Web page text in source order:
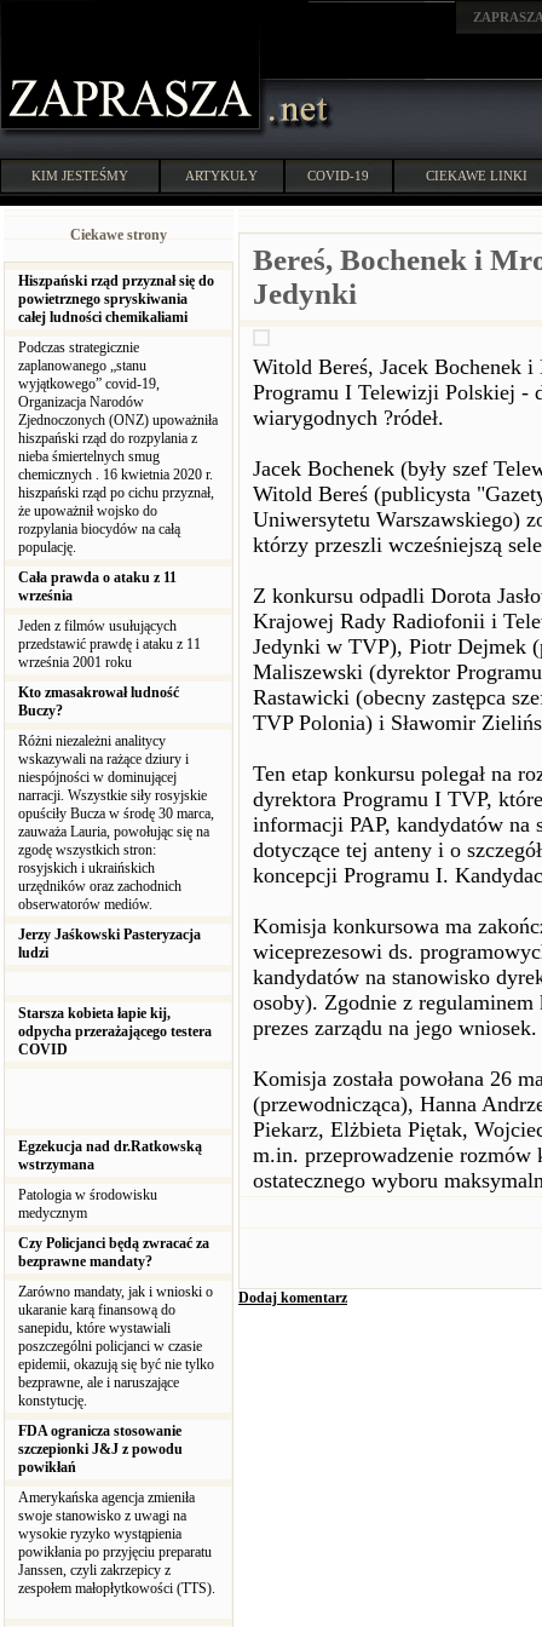
KIM JESTEŚMY ARTYKUŁY COVID-19 CIEKAWE LINKI
Ciekawe strony
Hiszpański rząd przyznał się do
powietrznego spryskiwania
całej ludności chemikaliami
Podczas strategicznie
zaplanowanego „stanu
wyjątkowego” covid-19,
Organizacja Narodów
Zjednoczonych (ONZ) upoważniła
hiszpański rząd do rozpylania z
nieba śmiertelnych smug
chemicznych . 16 kwietnia 2020 r.
hiszpański rząd po cichu przyznał,
że upoważnił wojsko do
rozpylania biocydów na całą
populację.
Cała prawda o ataku z 11
września
Jeden z filmów usułujących
przedstawić prawdę i ataku z 11
września 2001 roku
Kto zmasakrował ludność
Buczy?
Różni niezależni analitycy
wskazywali na rażące dziury i
niespójności w dominującej
narracji. Wszystkie siły rosyjskie
opuściły Bucza w środę 30 marca,
zauważa Lauria, powołując się na
zgodę wszystkich stron:
rosyjskich i ukraińskich
urzędników oraz zachodnich
obserwatorów mediów.
Jerzy Jaśkowski Pasteryzacja
ludzi
Starsza kobieta łapie kij,
odpycha przerażającego testera
COVID
Egzekucja nad dr.Ratkowską
wstrzymana
Patologia w środowisku
medycznym
Czy Policjanci będą zwracać za
bezprawne mandaty?
Zarówno mandaty, jak i wnioski o
ukaranie karą finansową do
sanepidu, które wystawiali
poszczególni policjanci w czasie
epidemii, okazują się być nie tylko
bezprawne, ale i naruszające
konstytucję.
FDA ogranicza stosowanie
szczepionki J&J z powodu
powikłań
Amerykańska agencja zmieniła
swoje stanowisko z uwagi na
wysokie ryzyko wystąpienia
powikłania po przyjęciu preparatu
Janssen, czyli zakrzepicy z
zespołem małopłytkowości (TTS).
Bereś, Bochenek i
Jedynki
Witold Bereś, Jacek Bochenek
Programu I Telewizji Polskiej -
wiarygodnych ?ródeł.
Jacek Bochenek (były szef
Witold Bereś (publicysta
Uniwersytetu Warszawskiego)
którzy przeszli wcześniejszą
Z konkursu odpadli Dorota
Krajowej Rady Radiofonii i
Jedynki w TVP), Piotr Dejmek
Maliszewski (dyrektor
Rastawicki (obecny zastępca
TVP Polonia) i Sławomir
Ten etap konkursu polegał na
dyrektora Programu I TVP,
informacji PAP, kandydatów na
dotyczące tej anteny i o
koncepcji Programu I.
Komisja konkursowa ma
wiceprezesowi ds.
kandydatów na stanowisko
osoby). Zgodnie z
prezes zarządu na jego wniosek.
Komisja została powołana 26
(przewodnicząca), Hanna
Piekarz, Elżbieta Piętak,
m.in. przeprowadzenie
ostatecznego wyboru
Dodaj komentarz